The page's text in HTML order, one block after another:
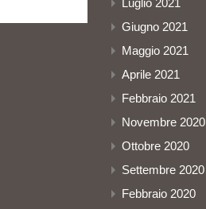
Luglio 2021
Giugno 2021
Maggio 2021
Aprile 2021
Febbraio 2021
Novembre 2020
Ottobre 2020
Settembre 2020
Febbraio 2020